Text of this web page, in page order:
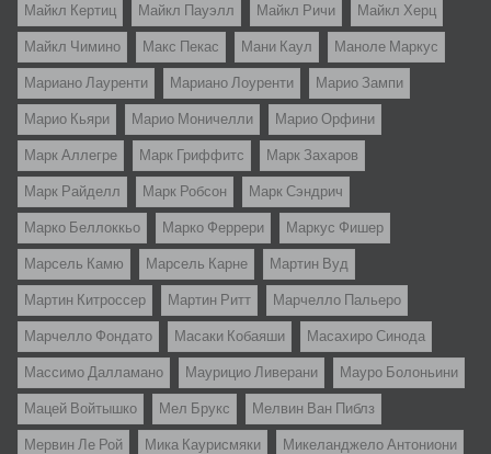
Майкл Кертиц Майкл Пауэлл Майкл Ричи Майкл Херц
Майкл Чимино Макс Пекас Мани Каул Маноле Маркус
Мариано Лауренти Мариано Лоуренти Марио Зампи
Марио Кьяри Марио Моничелли Марио Орфини
Марк Аллегре Марк Гриффитс Марк Захаров
Марк Райделл Марк Робсон Марк Сэндрич
Марко Беллоккьо Марко Феррери Маркус Фишер
Марсель Камю Марсель Карне Мартин Вуд
Мартин Китроссер Мартин Ритт Марчелло Пальеро
Марчелло Фондато Масаки Кобаяши Масахиро Синода
Массимо Далламано Маурицио Ливерани Мауро Болоньини
Мацей Войтышко Мел Брукс Мелвин Ван Пиблз
Мервин Ле Рой Мика Каурисмяки Микеланджело Антониони